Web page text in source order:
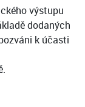
výstupu
dodaných
k účasti